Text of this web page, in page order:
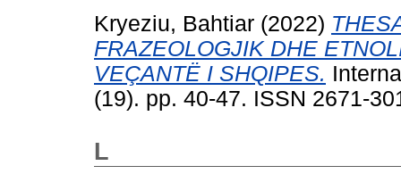
Kryeziu, Bahtiar (2022)
FRAZEOLOGJIK DHE
VEÇANTË I SHQIPES.
(19). pp. 40-47. ISSN 2671-
L